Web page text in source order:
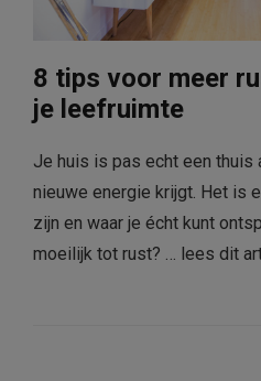
8 tips voor meer
je leefruimte
Je huis is pas echt een thuis
nieuwe energie krijgt. Het is
zijn en waar je écht kunt
moeilijk tot rust? … lees dit